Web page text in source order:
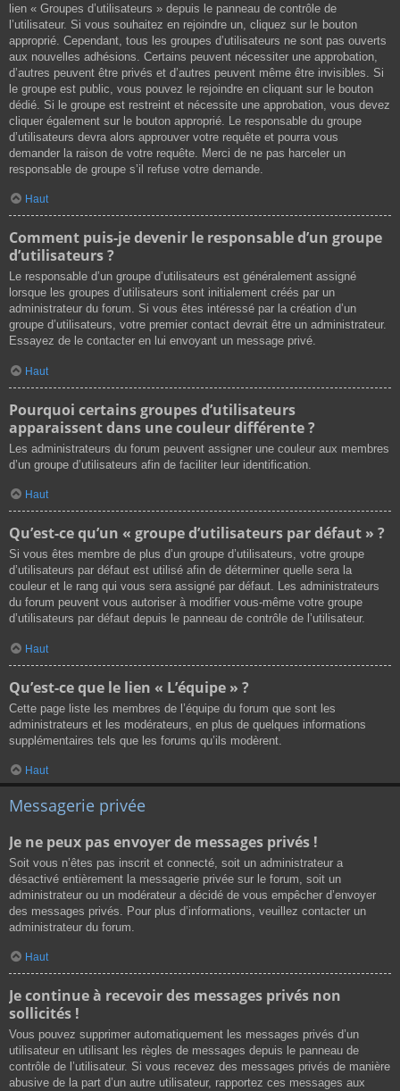
lien « Groupes d’utilisateurs » depuis le panneau de contrôle de
l’utilisateur. Si vous souhaitez en rejoindre un, cliquez sur le bouton
approprié. Cependant, tous les groupes d’utilisateurs ne sont pas ouverts
aux nouvelles adhésions. Certains peuvent nécessiter une approbation,
d’autres peuvent être privés et d’autres peuvent même être invisibles. Si
le groupe est public, vous pouvez le rejoindre en cliquant sur le bouton
dédié. Si le groupe est restreint et nécessite une approbation, vous devez
cliquer également sur le bouton approprié. Le responsable du groupe
d’utilisateurs devra alors approuver votre requête et pourra vous
demander la raison de votre requête. Merci de ne pas harceler un
responsable de groupe s’il refuse votre demande.
Haut
Comment puis-je devenir le responsable d’un groupe
d’utilisateurs ?
Le responsable d’un groupe d’utilisateurs est généralement assigné
lorsque les groupes d’utilisateurs sont initialement créés par un
administrateur du forum. Si vous êtes intéressé par la création d’un
groupe d’utilisateurs, votre premier contact devrait être un administrateur.
Essayez de le contacter en lui envoyant un message privé.
Haut
Pourquoi certains groupes d’utilisateurs
apparaissent dans une couleur différente ?
Les administrateurs du forum peuvent assigner une couleur aux membres
d’un groupe d’utilisateurs afin de faciliter leur identification.
Haut
Qu’est-ce qu’un « groupe d’utilisateurs par défaut » ?
Si vous êtes membre de plus d’un groupe d’utilisateurs, votre groupe
d’utilisateurs par défaut est utilisé afin de déterminer quelle sera la
couleur et le rang qui vous sera assigné par défaut. Les administrateurs
du forum peuvent vous autoriser à modifier vous-même votre groupe
d’utilisateurs par défaut depuis le panneau de contrôle de l’utilisateur.
Haut
Qu’est-ce que le lien « L’équipe » ?
Cette page liste les membres de l’équipe du forum que sont les
administrateurs et les modérateurs, en plus de quelques informations
supplémentaires tels que les forums qu’ils modèrent.
Haut
Messagerie privée
Je ne peux pas envoyer de messages privés !
Soit vous n’êtes pas inscrit et connecté, soit un administrateur a
désactivé entièrement la messagerie privée sur le forum, soit un
administrateur ou un modérateur a décidé de vous empêcher d’envoyer
des messages privés. Pour plus d’informations, veuillez contacter un
administrateur du forum.
Haut
Je continue à recevoir des messages privés non
sollicités !
Vous pouvez supprimer automatiquement les messages privés d’un
utilisateur en utilisant les règles de messages depuis le panneau de
contrôle de l’utilisateur. Si vous recevez des messages privés de manière
abusive de la part d’un autre utilisateur, rapportez ces messages aux